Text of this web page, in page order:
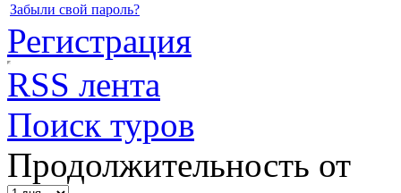
Забыли свой пароль?
Регистрация
RSS лента
Поиск туров
Продолжительность от